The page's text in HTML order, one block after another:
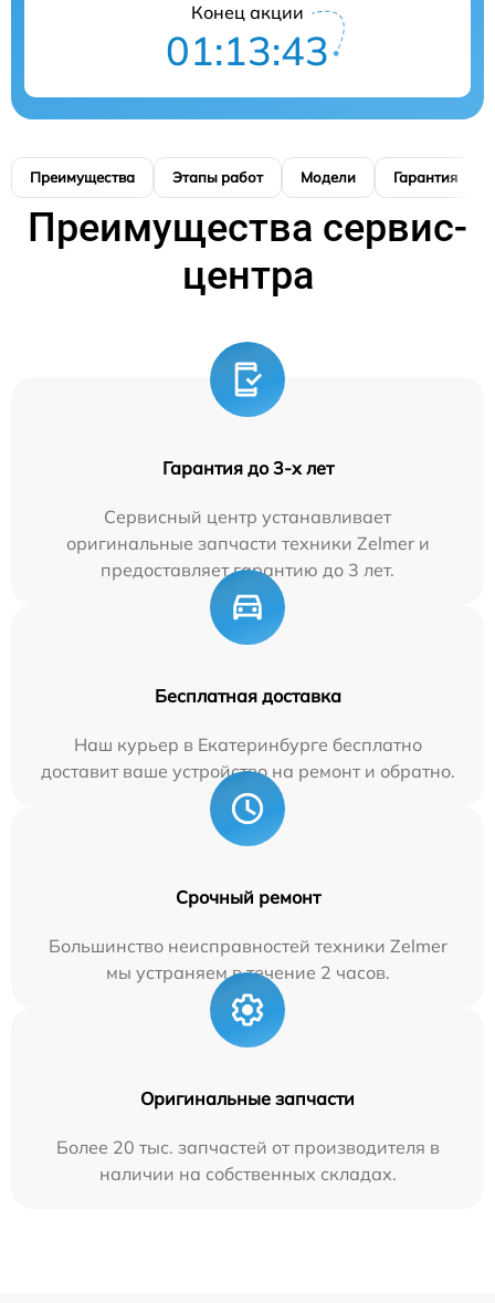
Конец акции
01:13:42
Преимущества Этапы работ Модели Гарантия
Преимущества сервис-
центра
Гарантия до 3-х лет
Сервисный центр устанавливает
оригинальные запчасти техники Zelmer и
предоставляет гарантию до 3 лет.
Бесплатная доставка
Наш курьер в Екатеринбурге бесплатно
доставит ваше устройство на ремонт и обратно.
Срочный ремонт
Большинство неисправностей техники Zelmer
мы устраняем в течение 2 часов.
Оригинальные запчасти
Более 20 тыс. запчастей от производителя в
наличии на собственных складах.